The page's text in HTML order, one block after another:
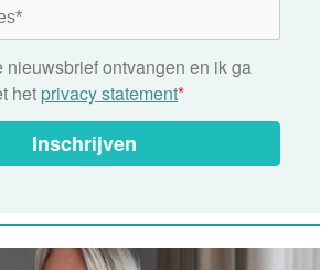
nieuwsbrief ontvangen en ik ga
het privacy statement*
Inschrijven